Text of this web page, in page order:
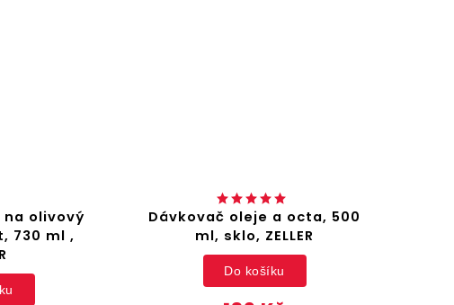
Dávkovač oleje a octa, 500
ml, sklo, ZELLER
Snídaňový